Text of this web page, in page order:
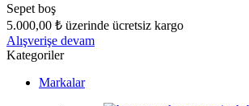
Sepet boş
5.000,00 ₺ üzerinde ücretsiz kargo
Alışverişe devam
Kategoriler
Markalar